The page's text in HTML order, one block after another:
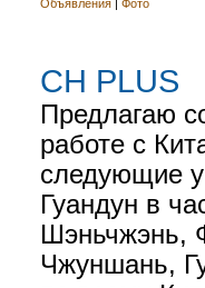
Объявления | Фото
CH PLUS
Предлагаю
работе с
следующие
Гуандун в
Шэньчжэнь,
Чжуншань,